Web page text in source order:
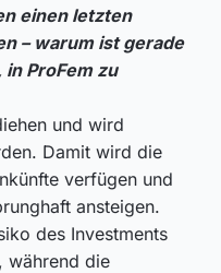
einen letzten
– warum ist gerade
ProFem zu
und wird
Damit wird die
verfügen und
ansteigen.
des Investments
während die